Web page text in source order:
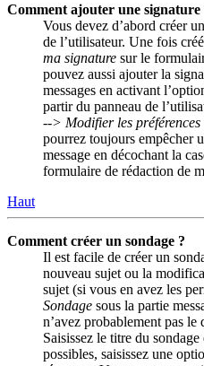
Comment ajouter une signature
Vous devez d’abord créer
de l’utilisateur. Une fois
ma signature sur le
pouvez aussi ajouter la
messages en activant
partir du panneau de
--> Modifier les préférences
pourrez toujours empêcher
message en décochant la
formulaire de rédaction de
Haut
Comment créer un sondage ?
Il est facile de créer un
nouveau sujet ou la
sujet (si vous en avez les
Sondage sous la partie
n’avez probablement pas le
Saisissez le titre du
possibles, saisissez une